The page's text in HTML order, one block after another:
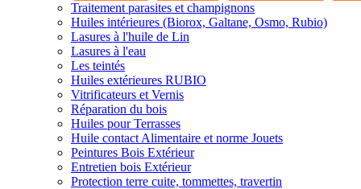
Traitement parasites et champignons
Huiles intérieures (Biorox, Galtane, Osmo, Rubio)
Lasures à l'huile de Lin
Lasures à l'eau
Les teintés
Huiles extérieures RUBIO
Vitrificateurs et Vernis
Réparation du bois
Huiles pour Terrasses
Huile contact Alimentaire et norme Jouets
Peintures Bois Extérieur
Entretien bois Extérieur
Protection terre cuite, tommettes, travertin